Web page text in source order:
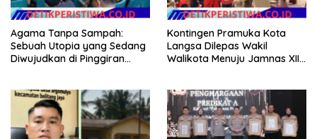
Agama Tanpa Sampah:
Sebuah Utopia yang Sedang
Diwujudkan di Pinggiran
Kontingen Pramuka Kota
Langsa Dilepas Wakil
Walikota Menuju Jamnas XII